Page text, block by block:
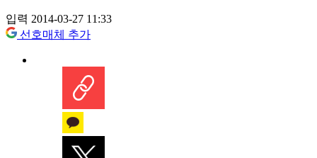
입력 2014-03-27 11:33
선호매체 추가